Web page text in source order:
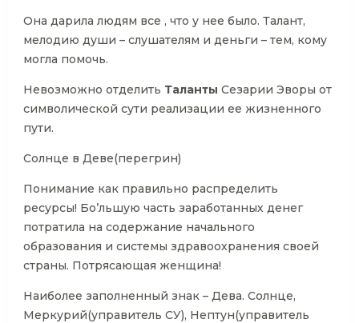
Она дарила людям все , что у нее было. Талант,
мелодию души – слушателям и деньги – тем, кому
могла помочь.
Невозможно отделить Таланты Сезарии Эворы от
символической сути реализации ее жизненного
пути.
Солнце в Деве(перегрин)
Понимание как правильно распределить
ресурсы! Бо’льшую часть заработанных денег
потратила на содержание начального
образования и системы здравоохранения своей
страны. Потрясающая женщина!
Наиболее заполненный знак – Дева. Солнце,
Меркурий(управитель СУ), Нептун(управитель